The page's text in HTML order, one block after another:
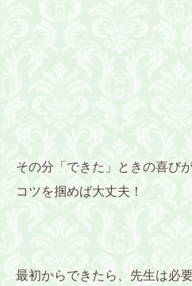
その分「できた」ときの喜び
コツを掴めば大丈夫！
最初からできたら、先生は必